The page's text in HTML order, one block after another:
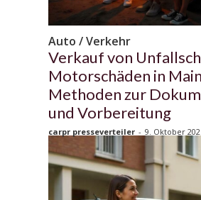
Auto / Verkehr
Verkauf von
Motorschäden in
Methoden zur
und Vorbereitung
carpr presseverteiler - 9. Oktober